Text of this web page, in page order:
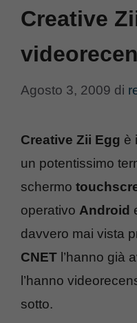
Creative
Agosto 3, 2009 di
Creative Zii Egg è
un potentissimo
schermo
operativo Android
davvero mai vista
CNET l’hanno già
l’hanno
sotto.